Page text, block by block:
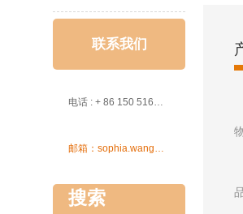
联系我们
电话 : + 86 150 5162 5639

搜索